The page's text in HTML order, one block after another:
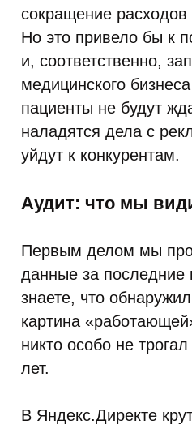
сокращение
Но это привело бы к
и, соответственно,
медицинского
пациенты не будут
наладятся дела с
уйдут к конкурентам.
Аудит: что мы
Первым делом мы
данные за
знаете, что
картина
никто особо не
лет.
В Яндекс.Директе